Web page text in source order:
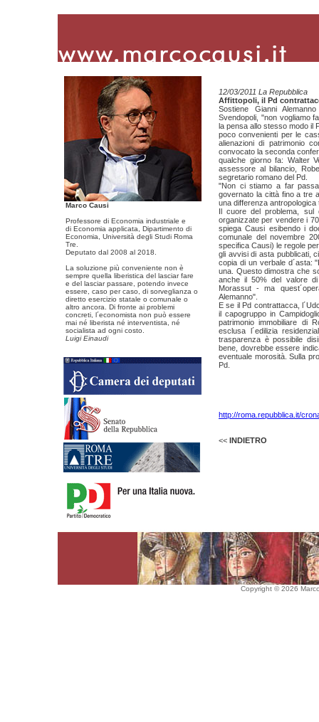
Marco Causi
Professore di Economia industriale e
di Economia applicata, Dipartimento di
Economia, Università degli Studi Roma
Tre.
Deputato dal 2008 al 2018.
La soluzione più conveniente non è
sempre quella liberistica del lasciar fare
e del lasciar passare, potendo invece
essere, caso per caso, di sorveglianza o
diretto esercizio statale o comunale o
altro ancora. Di fronte ai problemi
concreti, l´economista non può essere
mai né liberista né interventista, né
socialista ad ogni costo.
Luigi Einaudi
12/03/2011 La Repubblica
Affittopoli, il Pd
Sostiene Gianni
Svendopoli, "non vogliamo
la pensa allo stesso modo il
poco convenienti per le
alienazioni di patrimonio
convocato la seconda
qualche giorno fa: Walter
assessore al bilancio,
segretario romano del Pd.
"Non ci stiamo a far
governato la città fino a tre
una differenza
Il cuore del problema,
organizzate per vendere i
spiega Causi esibendo i
comunale del novembre
specifica Causi) le regole
gli avvisi di asta pubblicati,
copia di un verbale d´asta:
una. Questo dimostra che
anche il 50% del valore
Morassut - ma
Alemanno".
E se il Pd contrattacca,
il capogruppo in
patrimonio immobiliare di
esclusa l´edilizia
trasparenza è possibile
bene, dovrebbe essere
eventuale morosità. Sulla
Pd.
http://roma.repubblica.it/
<< INDIETRO
Copyright © 2026